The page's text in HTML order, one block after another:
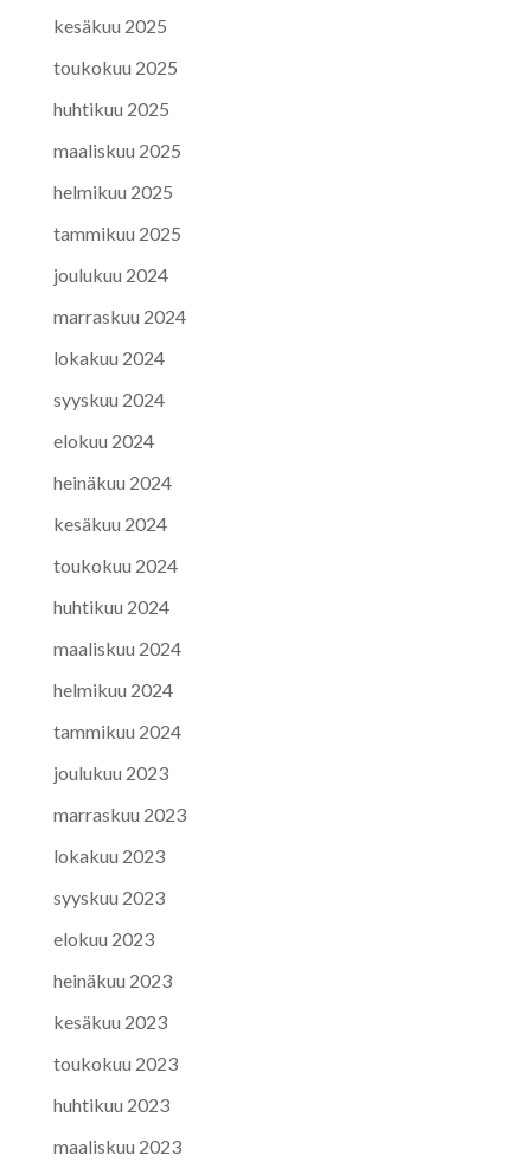
kesäkuu 2025
toukokuu 2025
huhtikuu 2025
maaliskuu 2025
helmikuu 2025
tammikuu 2025
joulukuu 2024
marraskuu 2024
lokakuu 2024
syyskuu 2024
elokuu 2024
heinäkuu 2024
kesäkuu 2024
toukokuu 2024
huhtikuu 2024
maaliskuu 2024
helmikuu 2024
tammikuu 2024
joulukuu 2023
marraskuu 2023
lokakuu 2023
syyskuu 2023
elokuu 2023
heinäkuu 2023
kesäkuu 2023
toukokuu 2023
huhtikuu 2023
maaliskuu 2023